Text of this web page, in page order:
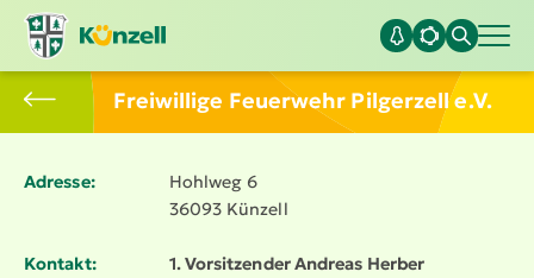
Freiwillige Feuerwehr Pilgerzell e.V.
Adresse:
Hohlweg 6
36093 Künzell
Kontakt:
1. Vorsit­zender Andreas Herber